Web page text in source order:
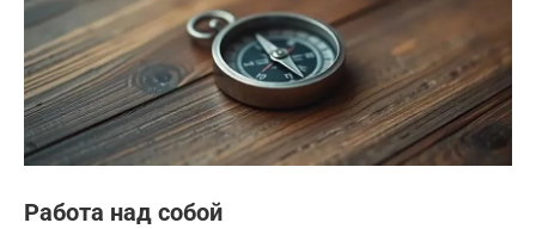
Работа над собой